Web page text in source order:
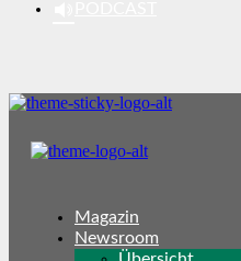
Magazin
Newsroom